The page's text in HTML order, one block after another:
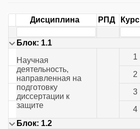
Дисциплина РПД Курс
Блок: 1.1
Научная
деятельность,
направленная на
подготовку
диссертации к
защите
1
2
3
4
Блок: 1.2